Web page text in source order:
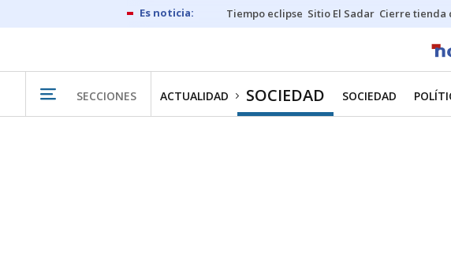
Tiempo eclipse Sitio El Sadar Cierre tienda
SECCIONES ACTUALIDAD SOCIEDAD SOCIEDAD